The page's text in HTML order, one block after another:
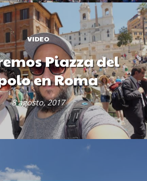
VIDEO
Piazza del
en Roma
8 agosto, 2017